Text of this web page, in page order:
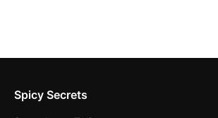
Spicy Secrets